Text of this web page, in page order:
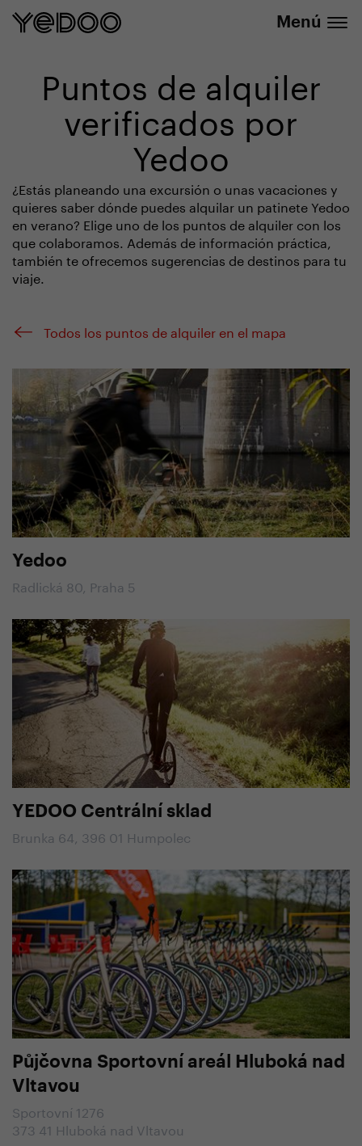
Menú
Puntos de alquiler
verificados por
Yedoo
¿Estás planeando una excursión o unas vacaciones y
quieres saber dónde puedes alquilar un patinete Yedoo
en verano? Elige uno de los puntos de alquiler con los
que colaboramos. Además de información práctica,
también te ofrecemos sugerencias de destinos para tu
viaje.
Todos los puntos de alquiler en el mapa
Yedoo
Radlická 80, Praha 5
YEDOO Centrální sklad
Brunka 64, 396 01 Humpolec
Půjčovna Sportovní areál Hluboká nad
Vltavou
Sportovní 1276
373 41 Hluboká nad Vltavou